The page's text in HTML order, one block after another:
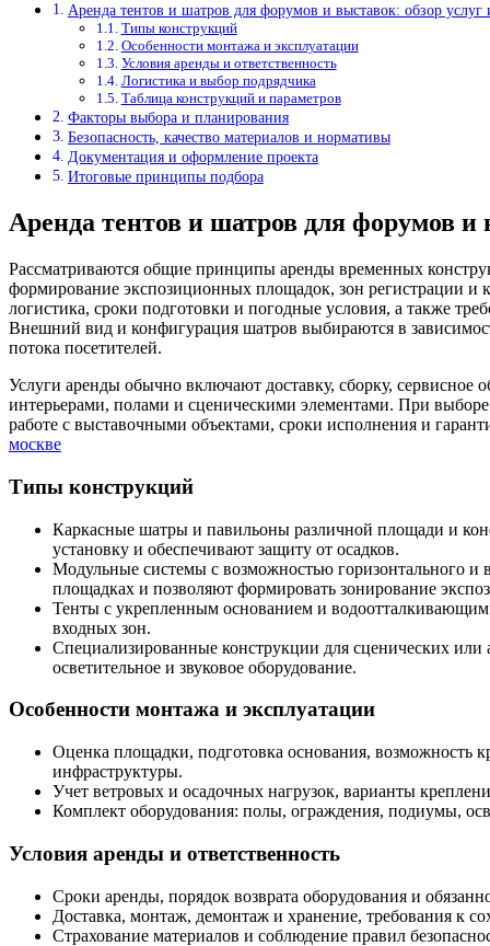
Аренда тентов и шатров для форумов и выставок: обзор услуг
Типы конструкций
Особенности монтажа и эксплуатации
Условия аренды и ответственность
Логистика и выбор подрядчика
Таблица конструкций и параметров
Факторы выбора и планирования
Безопасность, качество материалов и нормативы
Документация и оформление проекта
Итоговые принципы подбора
Аренда тентов и шатров для форумов и
Рассматриваются общие принципы аренды временных конструкций для крупных мероприятий, где требуется
формирование экспозиционных площадок, зон регистрации
логистика, сроки подготовки и погодные условия, а также
Внешний вид и конфигурация шатров выбираются в
потока посетителей.
Услуги аренды обычно включают доставку, сборку,
интерьерами, полами и сценическими элементами. При
работе с выставочными объектами, сроки исполнения и
москве
Типы конструкций
Каркасные шатры и павильоны различной площади и
установку и обеспечивают защиту от осадков.
Модульные системы с возможностью горизонтального
площадках и позволяют формировать зонирование
Тенты с укрепленным основанием и
входных зон.
Специализированные конструкции для сценических или
осветительное и звуковое оборудование.
Особенности монтажа и эксплуатации
Оценка площадки, подготовка основания, возможность
инфраструктуры.
Учет ветровых и осадочных нагрузок, варианты
Комплект оборудования: полы, ограждения, подиумы,
Условия аренды и ответственность
Сроки аренды, порядок возврата оборудования и
Доставка, монтаж, демонтаж и хранение, требования к
Страхование материалов и соблюдение правил